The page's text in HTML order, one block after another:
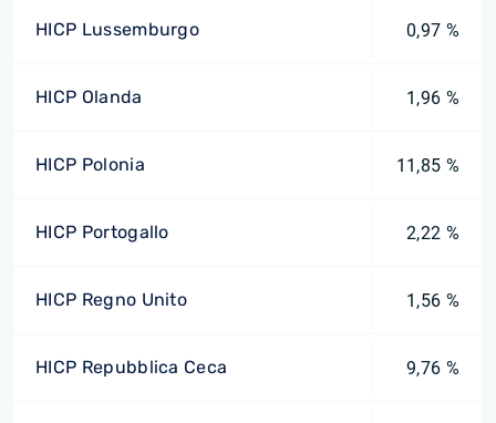
HICP Lussemburgo 0,97 %
HICP Olanda 1,96 %
HICP Polonia 11,85 %
HICP Portogallo 2,22 %
HICP Regno Unito 1,56 %
HICP Repubblica Ceca 9,76 %